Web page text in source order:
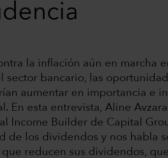
la inflación aún en marcha
sector bancario, las
aumentar en importancia e
En esta entrevista, Aline
Income Builder de Capital
de los dividendos y nos habla
que reducen sus dividendos,